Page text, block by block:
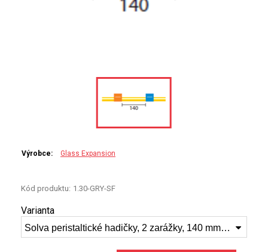
ANALYTIK JENA
HADIČKY
STANDARDY
SPECIÁLNÍ APLIKACE
Výrobce: Glass Expansion
Kód produktu: 1.30-GRY-SF
Varianta
Solva peristaltické hadičky, 2 zarážky, 140 mm, 1.30mm ID šedá/šedá 1.30-GRY-SF